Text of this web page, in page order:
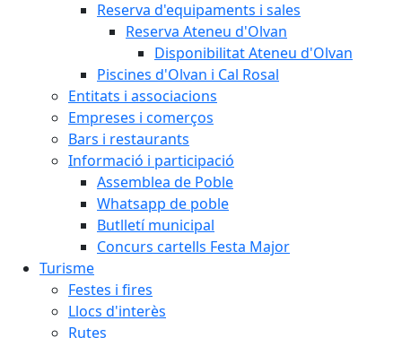
Reserva d'equipaments i sales
Reserva Ateneu d'Olvan
Disponibilitat Ateneu d'Olvan
Piscines d'Olvan i Cal Rosal
Entitats i associacions
Empreses i comerços
Bars i restaurants
Informació i participació
Assemblea de Poble
Whatsapp de poble
Butlletí municipal
Concurs cartells Festa Major
Turisme
Festes i fires
Llocs d'interès
Rutes